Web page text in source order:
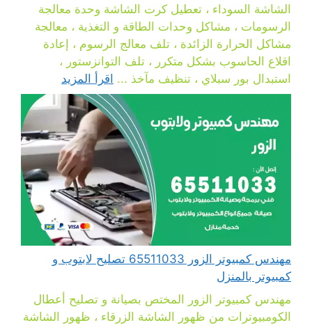
الشاشة السوداء ، تعطيل كرت الشاشة وحدة معالجة
الرسومات ، مشاكل وحدات الطاقة و التغذية ، معالجة
مشاكل الحرارة الزائدة ، تلف معالج الرسوم ، إعادة
اقلاع الحاسوب بشكل متكرر ، تلف التوانزستور ،
استبدال بور سبلاي ، تنظيف مآخذ ... اقرأ المزيد
مهندس كمبيوتر الزور 65511033 تصليح لابتوب و
كمبيوتر بالمنزل
مهندس كمبيوتر الزور المختص بصيانة و تصليح أعطال
الكومبيوترات من ظهور الشاشة الزرقاء ، ظهور الشاشة